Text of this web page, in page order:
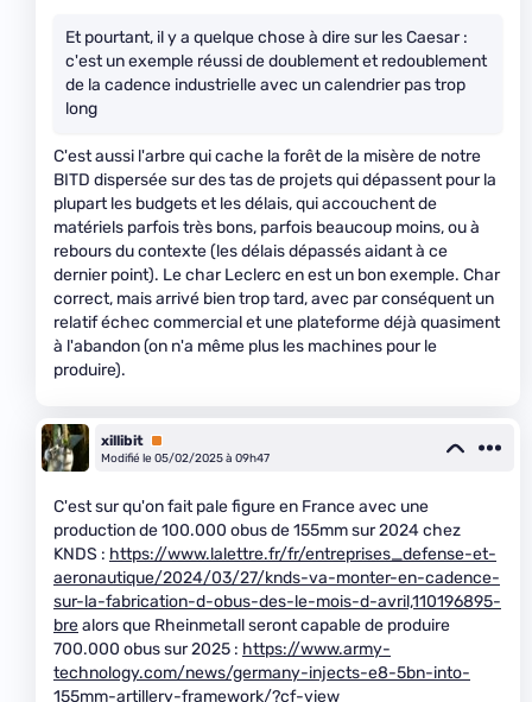
Et pourtant, il y a quelque chose à dire sur les Caesar :
c'est un exemple réussi de doublement et redoublement
de la cadence industrielle avec un calendrier pas trop
long
C'est aussi l'arbre qui cache la forêt de la misère de notre
BITD dispersée sur des tas de projets qui dépassent pour la
plupart les budgets et les délais, qui accouchent de
matériels parfois très bons, parfois beaucoup moins, ou à
rebours du contexte (les délais dépassés aidant à ce
dernier point). Le char Leclerc en est un bon exemple. Char
correct, mais arrivé bien trop tard, avec par conséquent un
relatif échec commercial et une plateforme déjà quasiment
à l'abandon (on n'a même plus les machines pour le
produire).
xillibit Premium
Modifié le 05/02/2025 à 09h47
C'est sur qu'on fait pale figure en France avec une
production de 100.000 obus de 155mm sur 2024 chez
KNDS : https://www.lalettre.fr/fr/entreprises_defense-et-
aeronautique/2024/03/27/knds-va-monter-en-cadence-
sur-la-fabrication-d-obus-des-le-mois-d-avril,110196895-
brealors que Rheinmetall seront capable de produire
700.000 obus sur 2025 : https://www.army-
technology.com/news/germany-injects-e8-5bn-into-
155mm-artillery-framework/?cf-view